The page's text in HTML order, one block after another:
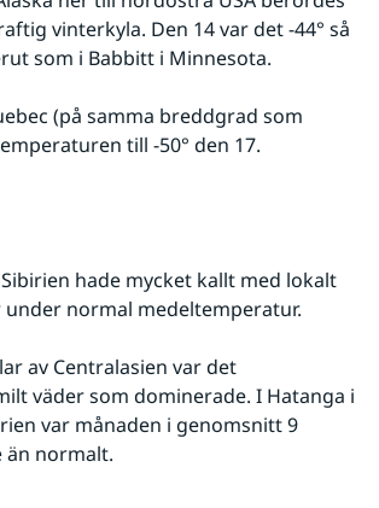
vinterkyla. Den 14 var det -44° så
som i Babbitt i Minnesota.
(på samma breddgrad som
till -50° den 17.
hade mycket kallt med lokalt
normal medeltemperatur.
av Centralasien var det
väder som dominerade. I Hatanga i
var månaden i genomsnitt 9
än normalt.